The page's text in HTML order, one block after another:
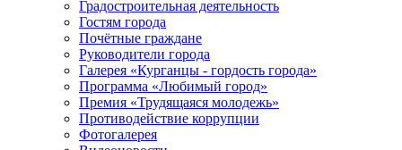
Градостроительная деятельность
Гостям города
Почётные граждане
Руководители города
Галерея «Курганцы - гордость города»
Программа «Любимый город»
Премия «Трудящаяся молодежь»
Противодействие коррупции
Фотогалерея